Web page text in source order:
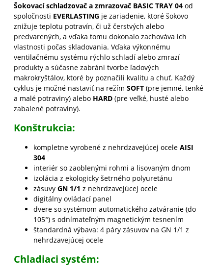
Šokovací schladzovač a zmrazovač BASIC TRAY 04 od
spoločnosti EVERLASTING je zariadenie, ktoré šokovo
znižuje teplotu potravín, či už čerstvých alebo
predvarených, a vďaka tomu dokonalo zachováva ich
vlastnosti počas skladovania. Vďaka výkonnému
ventilačnému systému rýchlo schladí alebo zmrazí
produkty a súčasne zabráni tvorbe ľadových
makrokryštálov, ktoré by poznačili kvalitu a chuť. Každý
cyklus je možné nastaviť na režím SOFT(pre jemné, tenké
a malé potraviny) alebo HARD(pre veľké, husté alebo
zabalené potraviny).
Konštrukcia:
kompletne vyrobené z nehrdzavejúcej ocele AISI
304
interiér so zaoblenými rohmi a lisovaným dnom
izolácia z ekologicky šetrného polyuretánu
zásuvy GN 1/1 z nehrdzavejúcej ocele
digitálny ovládací panel
dvere so systémom automatického zatváranie (do
105°) s odnímateľným magnetickým tesnením
štandardná výbava: 4 páry zásuvov na GN 1/1 z
nehrdzavejúcej ocele
Chladiaci systém: